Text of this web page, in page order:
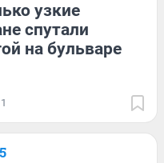
узкие
спутали
на бульваре
1